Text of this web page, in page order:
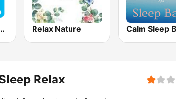
Meditation Relax Nature Calm Sleep
Relax